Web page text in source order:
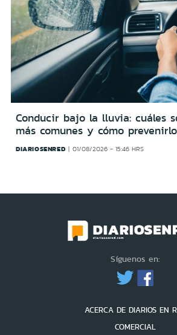
Conducir bajo la lluvia: cuáles
más comunes y cómo
DIARIOSENRED 01/08/2026 - 15:46 HRS
Síguenos en:
ACERCA DE DIARIOS EN
COMERCIAL